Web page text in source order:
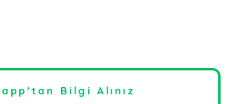
Bilgi Alınız